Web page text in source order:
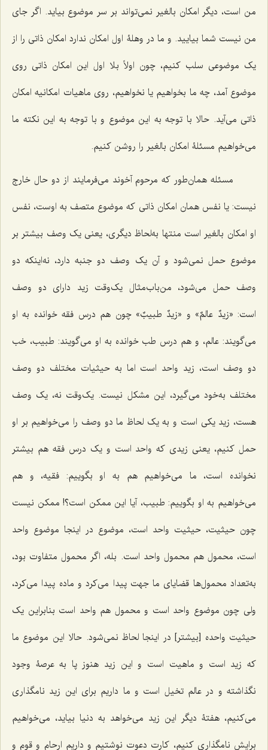
من است، دیگر امکان بالغیر نمی‌تواند بر سر موضوع بیاید. اگر جای
من نیست شما بیایید. و ما در وهلۀ اول امکان ندارد امکان ذاتی را از
یک موضوعی سلب کنیم، چون اولاً بلا اول این امکان ذاتی روی
موضوع آمد، چه ما بخواهیم یا نخواهیم، روی ماهیات امکانیه امکان
ذاتی می‌آید. حالا با توجه به این موضوع و با توجه به این نکته ما
می‌خواهیم مسئلۀ امکان بالغیر را روشن کنیم.
مسئله همان‌طور که مرحوم آخوند می‌فرمایند از دو حال خارج
نیست: یا نفس همان امکان ذاتی که موضوع متصف به اوست، نفس
او امکان بالغیر است منتها به‌لحاظ دیگری، یعنی یک وصف بیشتر بر
موضوع حمل نمی‌شود و آن یک وصف دو جنبه دارد، نه‌اینکه دو
وصف حمل می‌شود، من‌باب‌مثال یک‌وقت زید دارای دو وصف
است: «زیدٌ عالمٌ» و «زیدٌ طبیبٌ» چون هم درس فقه خوانده به او
می‌گویند: عالم، و هم درس طب خوانده به او می‌گویند: طبیب، خب
دو وصف است، زید واحد است اما به حیثیات مختلف دو وصف
مختلف به‌خود می‌گیرد، این مشکل نیست. یک‌وقت نه، یک وصف
هست، زید یکی است و به یک لحاظ ما دو وصف را می‌خواهیم بر او
حمل کنیم، یعنی زیدی که واحد است و یک درس فقه هم بیشتر
نخوانده است، ما می‌خواهیم هم به او بگوییم: فقیه، و هم
می‌خواهیم به او بگوییم: طبیب، آیا این ممکن است؟! ممکن نیست
چون حیثیت، حیثیت واحد است، موضوع در اینجا موضوع واحد
است، محمول هم محمول واحد است. بله، اگر محمول متفاوت بود،
به‌تعداد محمول‌ها قضایای ما جهت پیدا می‌کرد و ماده پیدا می‌کرد،
ولی چون موضوع واحد است و محمول هم واحد است بنابراین یک
حیثیت واحده [بیشتر] در اینجا لحاظ نمی‌شود. حالا این موضوع ما
که زید است و ماهیت است و این زید هنوز پا به عرصۀ وجود
نگذاشته و در عالم تخیل است و ما داریم برای این زید نامگذاری
می‌کنیم، هفتۀ دیگر این زید می‌خواهد به دنیا بیاید، می‌خواهیم
برایش نامگذاری کنیم، کارت دعوت نوشتیم و داریم ارحام و قوم و